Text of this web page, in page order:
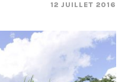
12 JUILLET 2016